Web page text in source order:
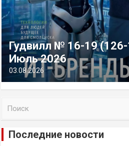
Гудвилл № 16-19
Июль 2026
03.08.2026
и
Последние новости